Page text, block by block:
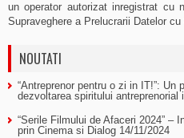
un operator autorizat inregistrat cu
Supraveghere a Prelucrarii Datelor
NOUTATI
“Antreprenor pentru o zi in IT!”: Un
dezvoltarea spiritului antreprenorial
“Serile Filmului de Afaceri 2024” –
prin Cinema si Dialog 14/11/2024